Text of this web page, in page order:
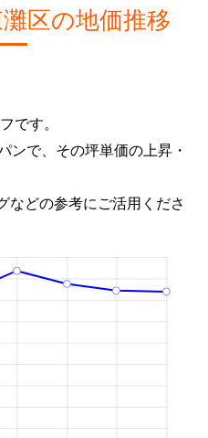
摂津本山
摂津本山
摂津本山
区の地価推移
です。
ンで、その坪単価の上昇・
などの参考にご活用くださ